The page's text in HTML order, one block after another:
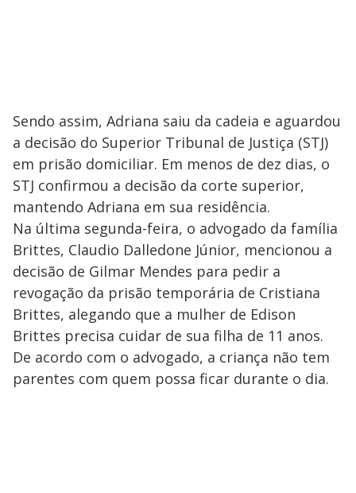
Sendo assim, Adriana saiu da cadeia e aguardou
a decisão do Superior Tribunal de Justiça (STJ)
em prisão domiciliar. Em menos de dez dias, o
STJ confirmou a decisão da corte superior,
mantendo Adriana em sua residência.
Na última segunda-feira, o advogado da família
Brittes, Claudio Dalledone Júnior, mencionou a
decisão de Gilmar Mendes para pedir a
revogação da prisão temporária de Cristiana
Brittes, alegando que a mulher de Edison
Brittes precisa cuidar de sua filha de 11 anos.
De acordo com o advogado, a criança não tem
parentes com quem possa ficar durante o dia.